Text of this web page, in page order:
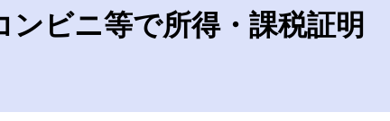
ビニ等で所得・課税証明